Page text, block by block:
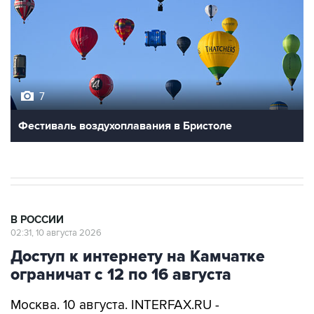
Фестиваль воздухоплавания в Бристоле
Доступ к интернету на Камчатке
ограничат с 12 по 16 августа
Москва. 10 августа. INTERFAX.RU -
плановые работы по укреплению береговой